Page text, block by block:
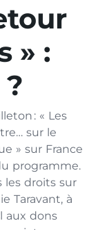
» :
: « Les
sur le
» sur France
programme.
les droits sur
Taravant, à
aux dons